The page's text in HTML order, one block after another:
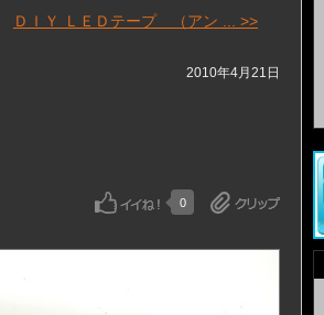
ＤＩＹ ＬＥＤテープ （アン ... >>
2010年4月21日
0